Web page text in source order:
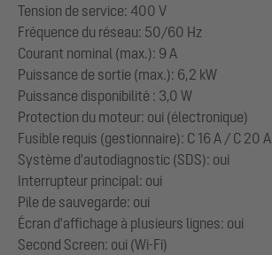
Tension de service: 400 V
Fréquence du réseau: 50/60 Hz
Courant nominal (max.): 9 A
Puissance de sortie (max.): 6,2 kW
Puissance disponibilité : 3,0 W
Protection du moteur: oui (électronique)
Fusible requis (gestionnaire): C 16 A / C 20 A
Système d'autodiagnostic (SDS): oui
Interrupteur principal: oui
Pile de sauvegarde: oui
Écran d'affichage à plusieurs lignes: oui
Second Screen: oui (Wi-Fi)